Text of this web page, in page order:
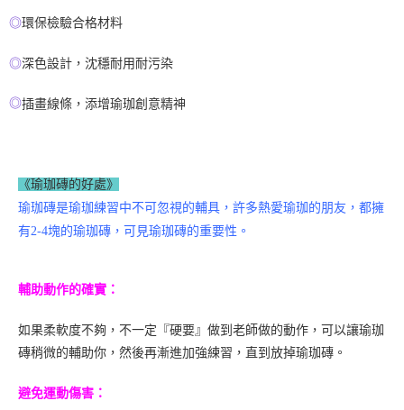
◎環保檢驗合格材料
◎深色設計，沈穩耐用耐污染
◎插畫線條，添增瑜珈創意精神
《瑜珈磚的好處》
瑜珈磚是瑜珈練習中不可忽視的輔具，許多熱愛瑜珈的朋友，都擁
有2-4塊的瑜珈磚，可見瑜珈磚的重要性。
輔助動作的確實：
如果柔軟度不夠，不一定『硬要』做到老師做的動作，可以讓瑜珈
磚稍微的輔助你，然後再漸進加強練習，直到放掉瑜珈磚。
避免運動傷害：